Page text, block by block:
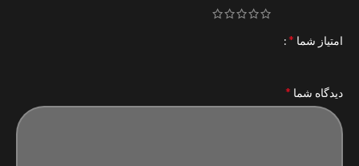
امتیاز شما *
دیدگاه شما *